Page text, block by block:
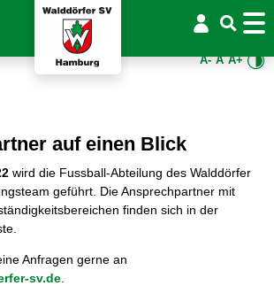
A- A A+
auf einen Blick
wird die Fussball-Abteilung des Walddörfer
geführt. Die Ansprechpartner mit
finden sich in der
Anfragen gerne an
sv.de.